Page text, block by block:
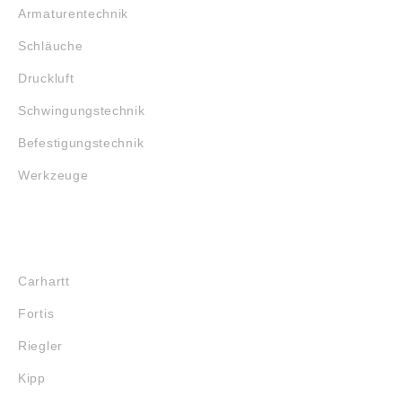
Armaturentechnik
Schläuche
Druckluft
Schwingungstechnik
Befestigungstechnik
Werkzeuge
Carhartt
Fortis
Riegler
Kipp